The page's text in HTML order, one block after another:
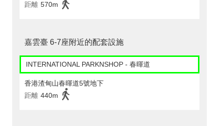
距離 570m
嘉雲臺 6-7座附近的配套設施
INTERNATIONAL PARKNSHOP - 春暉道
香港渣甸山春暉道5號地下
距離 440m